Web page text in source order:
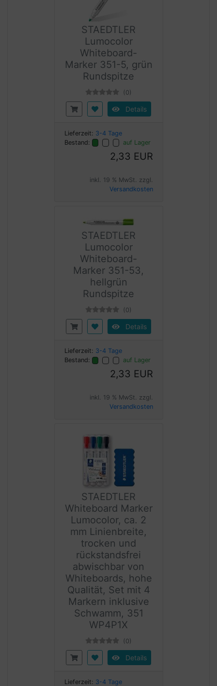
STAEDTLER
Lumocolor
Whiteboard-
Marker 351-5, grün
Rundspitze
(0)
Details
Lieferzeit: 3-4 Tage
Bestand:
auf Lager
2,33 EUR
inkl. 19 % MwSt. zzgl.
Versandkosten
STAEDTLER
Lumocolor
Whiteboard-
Marker 351-53,
hellgrün
Rundspitze
(0)
Details
Lieferzeit: 3-4 Tage
Bestand:
auf Lager
2,33 EUR
inkl. 19 % MwSt. zzgl.
Versandkosten
STAEDTLER
Whiteboard Marker
Lumocolor, ca. 2
mm Linienbreite,
trocken und
rückstandsfrei
abwischbar von
Whiteboards, hohe
Qualität, Set mit 4
Markern inklusive
Schwamm, 351
WP4P1X
(0)
Details
Lieferzeit: 3-4 Tage